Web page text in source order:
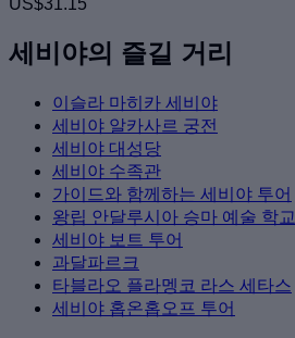
US$31.15
세비야의 즐길 거리
이슬라 마히카 세비야
세비야 알카사르 궁전
세비야 대성당
세비야 수족관
가이드와 함께하는 세비야 투어
왕립 안달루시아 승마 예술 학교
세비야 보트 투어
과달파르크
타블라오 플라멩코 라스 세타스
세비야 홉온홉오프 투어